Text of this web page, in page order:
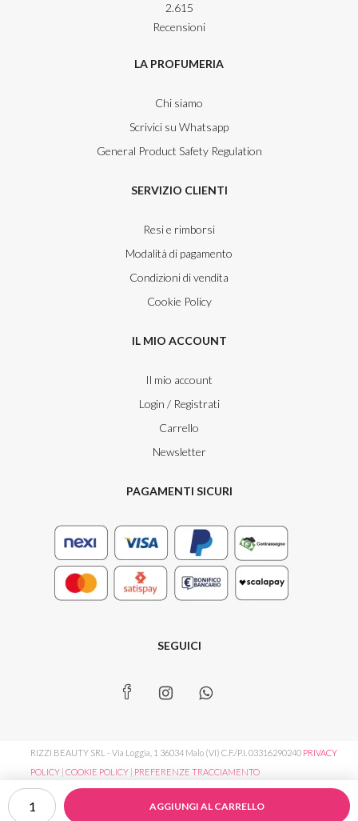
Sun
Infinite
AGGIUNGI AL CARRELLO
2.615
Recensioni
LA PROFUMERIA
Chi siamo
Scrivici su Whatsapp
General Product Safety Regulation
SERVIZIO CLIENTI
Resi e rimborsi
Modalità di pagamento
Condizioni di vendita
Cookie Policy
IL MIO ACCOUNT
Il mio account
Login / Registrati
Carrello
Newsletter
PAGAMENTI SICURI
SEGUICI
RIZZI BEAUTY SRL - Via Loggia, 1 36034 Malo (VI) C.F./P.I. 03316290240 PRIVACY
POLICY | COOKIE POLICY | PREFERENZE TRACCIAMENTO